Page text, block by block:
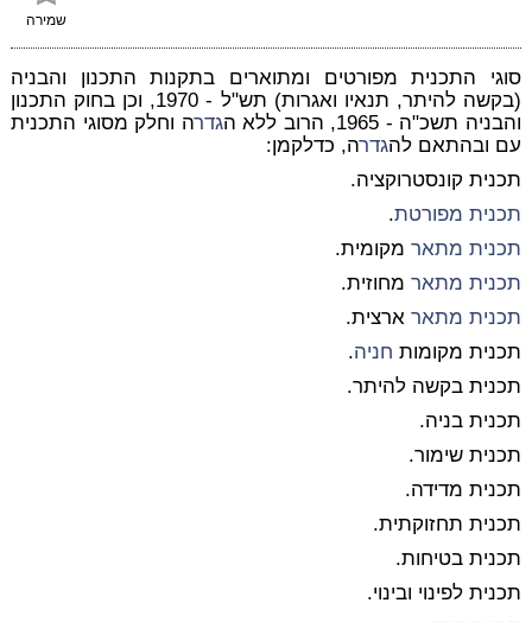
שמירה
סוגי התכנית מפורטים ומתוארים בתקנות התכנון והבניה
(בקשה להיתר, תנאיו ואגרות) תש"ל - 1970, וכן בחוק התכנון
והבניה תשכ"ה - 1965, הרוב ללא ה
גדרה וחלק מסוגי התכנית
עם ובהתאם להגדרה, כדלקמן:
תכנית קונסטרוקציה.
תכנית מפורטת.
תכנית מתארמקומית.
תכנית מתארמחוזית.
תכנית מתארארצית.
תכנית מקומות חניה.
תכנית בקשה להיתר.
תכנית בניה.
תכנית שימור.
תכנית מדידה.
תכנית תחזוקתית.
תכנית בטיחות.
תכנית לפינוי ובינוי.